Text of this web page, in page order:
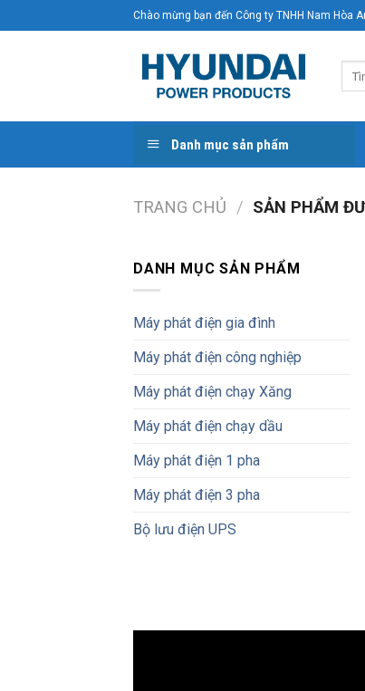
to
Chào mừng bạn đến Công ty TNHH Nam Hòa
Danh mục sản phẩm
TRANG CHỦ / SẢN PHẨM
DANH MỤC SẢN PHẨM
Máy phát điện gia đình
Máy phát điện công nghiệp
Máy phát điện chạy Xăng
Máy phát điện chạy dầu
Máy phát điện 1 pha
Máy phát điện 3 pha
Bộ lưu điện UPS